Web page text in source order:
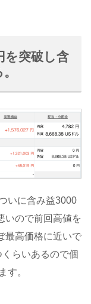
を突破し含
いに含み益3000
いので前回高値を
最高価格に近いで
らいあるので個
す。